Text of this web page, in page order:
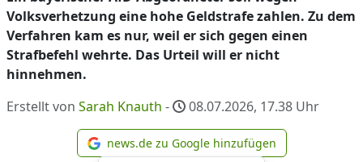
Volksverhetzung eine hohe Geldstrafe zahlen. Zu dem
Verfahren kam es nur, weil er sich gegen einen
Strafbefehl wehrte. Das Urteil will er nicht
hinnehmen.
Erstellt von Sarah Knauth - 08.07.2026, 17.38 Uhr
news.de zu Google
news.de zu Google hinzufügen